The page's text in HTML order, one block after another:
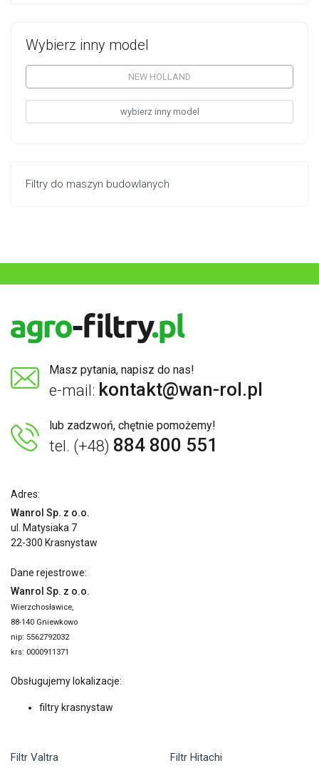
Wybierz inny model
NEW HOLLAND
wybierz inny model
Filtry do maszyn budowlanych
Masz pytania, napisz do nas!
e-mail: kontakt@wan-rol.pl
lub zadzwoń, chętnie pomożemy!
tel. (+48) 884 800 551
Adres:
Wanrol Sp. z o.o.
ul. Matysiaka 7
22-300 Krasnystaw
Dane rejestrowe:
Wanrol Sp. z o.o.
Wierzchosławice,
88-140 Gniewkowo
nip: 5562792032
krs: 0000911371
Obsługujemy lokalizacje:
filtry krasnystaw
Filtr Valtra Filtr Hitachi